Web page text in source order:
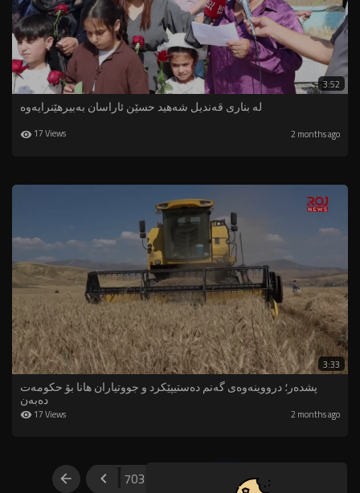
3:52
لە بناری قەندیل شەهید حسێن ئاراسان بەبیرهێنرایەوە
17 Views 2 months ago
3:33
پشدەر؛ درووینەوەی گەنم دەستیپێکرد و جووتیاران هانا بۆ حکومەت
دەبەن
17 Views 2 months ago
703